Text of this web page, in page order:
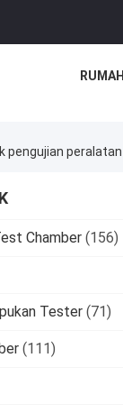
RUMAH
pengujian peralatan
Chamber (156)
Tester (71)
(111)